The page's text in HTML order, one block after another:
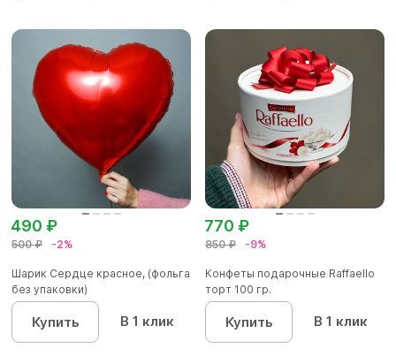
500 ₽ -2%
490 ₽
Шарик Сердце красное, (фольга
без упаковки)
Купить В 1 клик
850 ₽ -9%
770 ₽
Конфеты подарочные Raffaello
торт 100 гр.
Купить В 1 клик